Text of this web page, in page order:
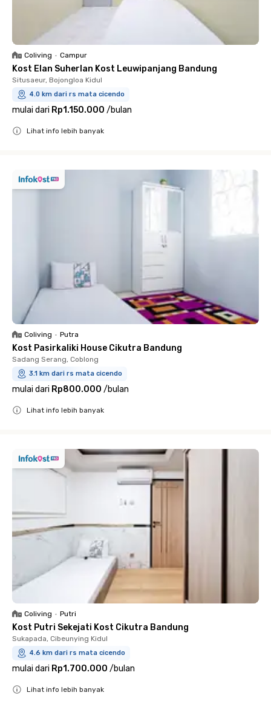
Coliving • Campur
Kost Elan Suherlan Kost Leuwipanjang Bandung
Situsaeur, Bojongloa Kidul
4.0 km dari rs mata cicendo
mulai dari Rp1.150.000 /bulan
Lihat info lebih banyak
Coliving • Putra
Kost Pasirkaliki House Cikutra Bandung
Sadang Serang, Coblong
3.1 km dari rs mata cicendo
mulai dari Rp800.000 /bulan
Lihat info lebih banyak
Coliving • Putri
Kost Putri Sekejati Kost Cikutra Bandung
Sukapada, Cibeunying Kidul
4.6 km dari rs mata cicendo
mulai dari Rp1.700.000 /bulan
Lihat info lebih banyak